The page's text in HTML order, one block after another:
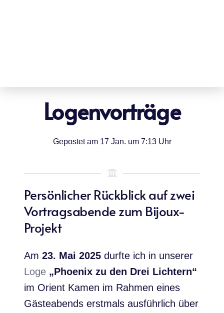
Logenvorträge
Gepostet am 17 Jan. um 7:13 Uhr
Persönlicher Rückblick auf zwei
Vortragsabende zum Bijoux-
Projekt
Am 23. Mai 2025 durfte ich in unserer
Loge „Phoenix zu den Drei Lichtern“
im Orient Kamen im Rahmen eines
Gästeabends erstmals ausführlich über